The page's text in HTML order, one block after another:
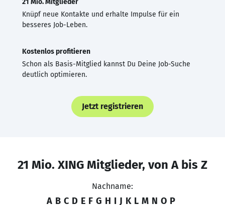
Knüpf neue Kontakte und erhalte Impulse für ein
besseres Job-Leben.
Kostenlos profitieren
Schon als Basis-Mitglied kannst Du Deine Job-Suche
deutlich optimieren.
Jetzt registrieren
21 Mio. XING Mitglieder, von A bis Z
Nachname:
A B C D E F G H I J K L M N O P